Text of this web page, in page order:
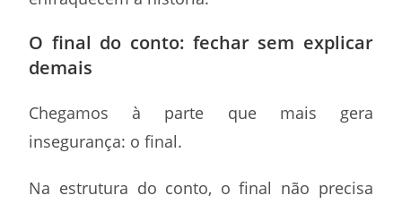
O final do conto: fechar sem explicar
demais
Chegamos à parte que mais gera
insegurança: o final.
Na estrutura do conto, o final não precisa